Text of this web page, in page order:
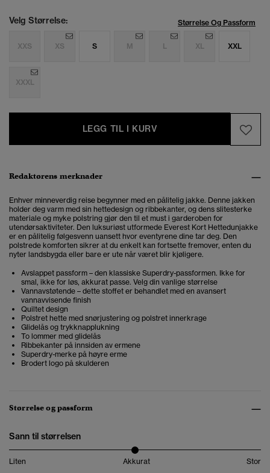
Velg Størrelse: Størrelse Og Passform
XXS XS S M L XL XXL
XXXL
LEGG TIL I KURV
Redaktørens merknader
Enhver minneverdig reise begynner med en pålitelig jakke. Denne jakken
holder deg varm med sin hettedesign og ribbekanter, og dens slitesterke
materiale og myke polstring gjør den til et must i garderoben for
utendørsaktiviteter. Den luksuriøst utformede Everest Kort Hettedunjakke
er en pålitelig følgesvenn uansett hvor eventyrene dine tar deg. Den
polstrede komforten sikrer at du enkelt kan fortsette fremover, enten du
nyter landsbygda eller bare er ute når været blir kjøligere.
Avslappet passform – den klassiske Superdry-passformen. Ikke for
smal, ikke for løs, akkurat passe. Velg din vanlige størrelse
Vannavstøtende – dette stoffet er behandlet med en avansert
vannavvisende finish
Quiltet design
Polstret hette med snørjustering og polstret innerkrage
Glidelås og trykknapplukning
To lommer med glidelås
Ribbekanter på innsiden av ermene
Superdry-merke på høyre erme
Brodert logo på skulderen
Størrelse og passform
Sann til størrelsen
Liten Akkurat Stor